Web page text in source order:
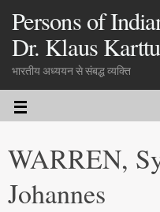
Persons of
Dr. Klaus
भारतीय अध्ययन से संबद्ध व्यक्ति
WARREN,
Johannes